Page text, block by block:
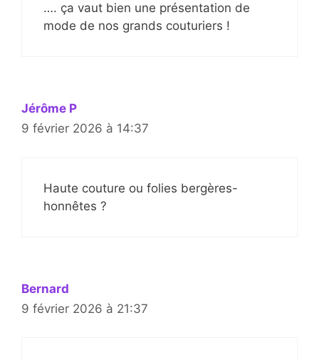
…. ça vaut bien une présentation de
mode de nos grands couturiers !
Jérôme P
9 février 2026 à 14:37
Haute couture ou folies bergères-
honnêtes ?
Bernard
9 février 2026 à 21:37